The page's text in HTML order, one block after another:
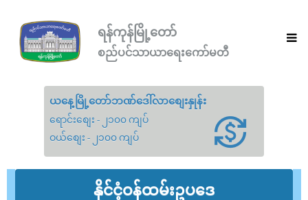
ရန်ကုန်မြို့တော်
စည်ပင်သာယာရေးကော်မတီ
ယနေ့မြို့တော်ဘဏ်ဒေါ်လာစျေးနှုန်း
ရောင်းစျေး - ၂၁၀၀ ကျပ်
ဝယ်စျေး - ၂၁၀၀ ကျပ်
နိုင်ငံ့ဝန်ထမ်းဥပဒေ